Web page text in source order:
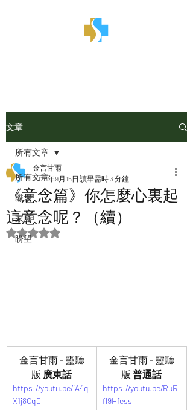
文章
所有文章
職場
家庭
盼望
所有文章
《意念篇》你怎麼心裏起
這意念呢？（續）
金言甘雨
2025年9月15日 讀畢需時 3 分鐘
評等為 NaN（最高為 5 顆星）。
金言甘雨 - 靈聽
版 廣東話
https://youtu.be/iA4q
X1j8Cq0
金言甘雨 - 靈聽
版 普通話
https://youtu.be/RuR
fl9Hfess